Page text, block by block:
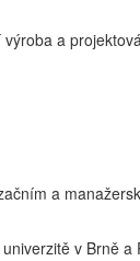
a
a
v Brně